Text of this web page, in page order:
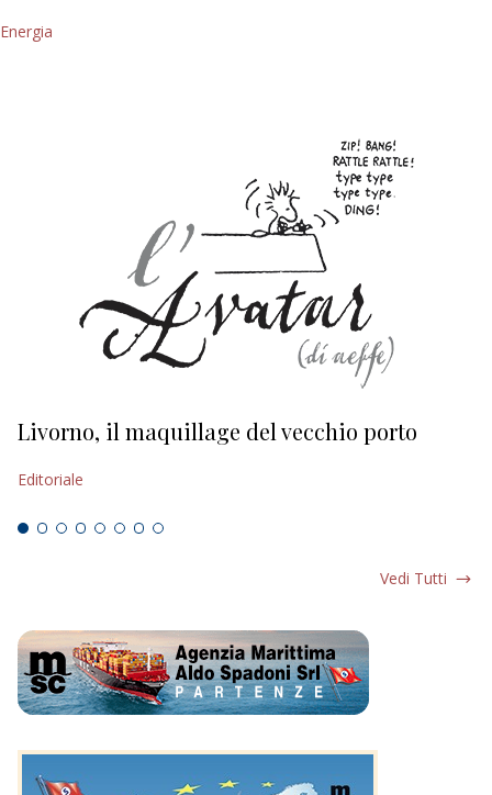
Energia
Livorno, il maquillage del vecchio porto
Editoriale
Vedi Tutti